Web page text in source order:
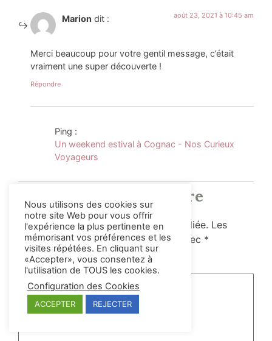
Marion dit : août 23, 2021 à 10:45 am
Merci beaucoup pour votre gentil message, c’était
vraiment une super découverte !
Répondre
Ping :
Un weekend estival à Cognac - Nos Curieux
Voyageurs
Laisser un commentaire
Votre adresse e-mail ne sera pas publiée. Les
champs obligatoires sont indiqués avec *
Commentaire *
Nous utilisons des cookies sur
notre site Web pour vous offrir
l'expérience la plus pertinente en
mémorisant vos préférences et les
visites répétées. En cliquant sur
«Accepter», vous consentez à
l'utilisation de TOUS les cookies.
Configuration des Cookies
ACCEPTER REJECTER